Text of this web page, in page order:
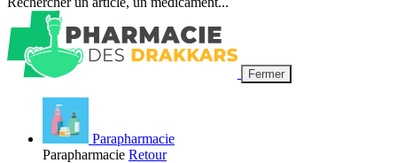
Fermer
Parapharmacie
Parapharmacie Retour